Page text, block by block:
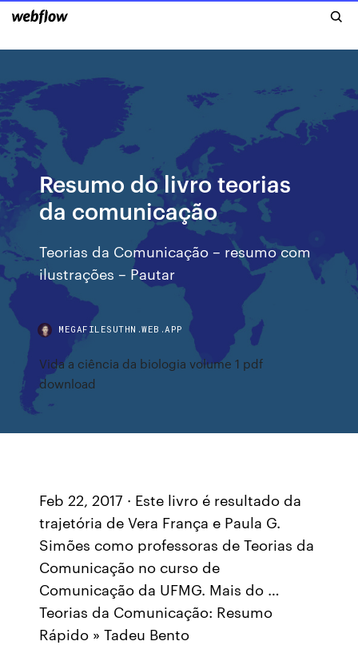
Resumo do livro teorias
da comunicação
Teorias da Comunicação – resumo com
ilustrações – Pautar
MEGAFILESUTHN.WEB.APP
Vida a ciência da biologia volume 1 pdf
download
Feb 22, 2017 · Este livro é resultado da
trajetória de Vera França e Paula G.
Simões como professoras de Teorias da
Comunicação no curso de
Comunicação da UFMG. Mais do …
Teorias da Comunicação: Resumo
Rápido » Tadeu Bento